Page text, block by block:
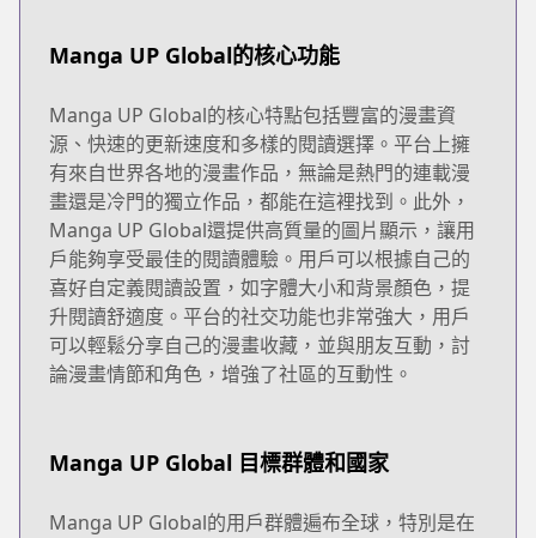
Manga UP Global的核心功能
Manga UP Global的核心特點包括豐富的漫畫資
源、快速的更新速度和多樣的閱讀選擇。平台上擁
有來自世界各地的漫畫作品，無論是熱門的連載漫
畫還是冷門的獨立作品，都能在這裡找到。此外，
Manga UP Global還提供高質量的圖片顯示，讓用
戶能夠享受最佳的閱讀體驗。用戶可以根據自己的
喜好自定義閱讀設置，如字體大小和背景顏色，提
升閱讀舒適度。平台的社交功能也非常強大，用戶
可以輕鬆分享自己的漫畫收藏，並與朋友互動，討
論漫畫情節和角色，增強了社區的互動性。
Manga UP Global 目標群體和國家
Manga UP Global的用戶群體遍布全球，特別是在